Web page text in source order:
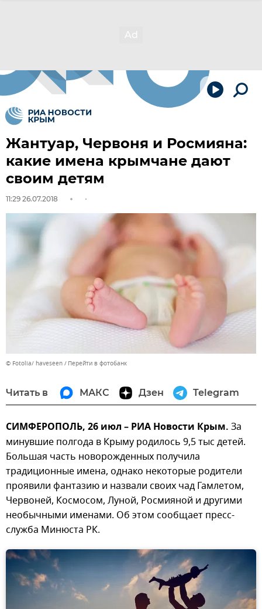
Жантуар, Червоня и Росмияна:
какие имена крымчане дают
своим детям
11:29 26.07.2018
© Fotolia/ haveseen Перейти в фотобанк
Читать в МАКС Дзен Telegram
СИМФЕРОПОЛЬ, 26 июл – РИА Новости Крым. За
минувшие полгода в Крыму родилось 9,5 тыс детей.
Большая часть новорожденных получила
традиционные имена, однако некоторые родители
проявили фантазию и назвали своих чад Гамлетом,
Червоней, Космосом, Луной, Росмияной и другими
необычными именами. Об этом сообщает пресс-
служба Минюста РК.